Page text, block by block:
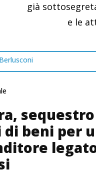
già
e le
sequestro
beni per